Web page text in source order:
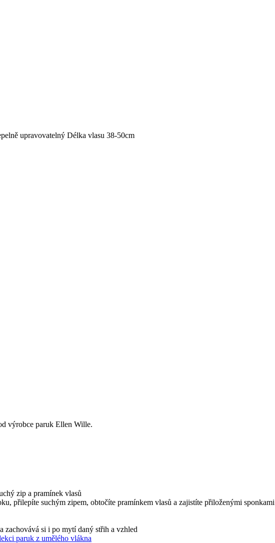
upravovatelný Délka vlasu 38-50cm
výrobce paruk Ellen Wille.
zip a pramínek vlasů
přilepíte suchým zipem, obtočíte pramínkem vlasů a zajistíte přiloženými sponkami
zachovává si i po mytí daný střih a vzhled
paruk z umělého vlákna